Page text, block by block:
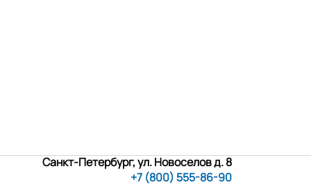
Санкт-Петербург, ул. Новоселов д. 8
+7 (800) 555-86-90